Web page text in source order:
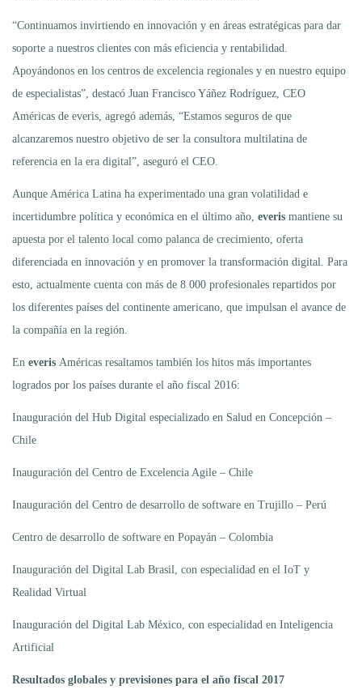
“Continuamos invirtiendo en innovación y en áreas estratégicas para dar
soporte a nuestros clientes con más eficiencia y rentabilidad.
Apoyándonos en los centros de excelencia regionales y en nuestro equipo
de especialistas”, destacó Juan Francisco Yáñez Rodríguez, CEO
Américas de everis, agregó además, “Estamos seguros de que
alcanzaremos nuestro objetivo de ser la consultora multilatina de
referencia en la era digital”, aseguró el CEO.
Aunque América Latina ha experimentado una gran volatilidad e
incertidumbre política y económica en el último año, everis mantiene su
apuesta por el talento local como palanca de crecimiento, oferta
diferenciada en innovación y en promover la transformación digital. Para
esto, actualmente cuenta con más de 8 000 profesionales repartidos por
los diferentes países del continente americano, que impulsan el avance de
la compañía en la región.
En everis Américas resaltamos también los hitos más importantes
logrados por los países durante el año fiscal 2016:
Inauguración del Hub Digital especializado en Salud en Concepción –
Chile
Inauguración del Centro de Excelencia Agile – Chile
Inauguración del Centro de desarrollo de software en Trujillo – Perú
Centro de desarrollo de software en Popayán – Colombia
Inauguración del Digital Lab Brasil, con especialidad en el IoT y
Realidad Virtual
Inauguración del Digital Lab México, con especialidad en Inteligencia
Artificial
Resultados globales y previsiones para el año fiscal 2017